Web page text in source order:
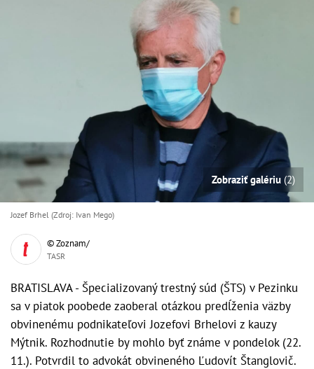
Zobraziť galériu (2)
Jozef Brhel (Zdroj: Ivan Mego)
© Zoznam/
TASR
BRATISLAVA - Špecializovaný trestný súd (ŠTS) v Pezinku
sa v piatok poobede zaoberal otázkou predĺženia väzby
obvinenému podnikateľovi Jozefovi Brhelovi z kauzy
Mýtnik. Rozhodnutie by mohlo byť známe v pondelok (22.
11.). Potvrdil to advokát obvineného Ľudovít Štanglovič.